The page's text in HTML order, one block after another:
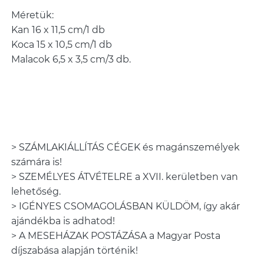
Méretük:
Kan 16 x 11,5 cm/1 db
Koca 15 x 10,5 cm/1 db
Malacok 6,5 x 3,5 cm/3 db.
> SZÁMLAKIÁLLÍTÁS CÉGEK és magánszemélyek
számára is!
> SZEMÉLYES ÁTVÉTELRE a XVII. kerületben van
lehetőség.
> IGÉNYES CSOMAGOLÁSBAN KÜLDÖM, így akár
ajándékba is adhatod!
> A MESEHÁZAK POSTÁZÁSA a Magyar Posta
díjszabása alapján történik!